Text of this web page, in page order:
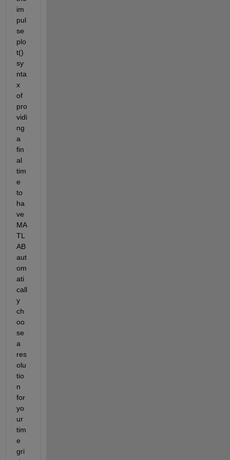
im
pul
se
plo
t()
sy
nta
x
of
pro
vidi
ng
a
fin
al
tim
e
to
ha
ve
MA
TL
AB
aut
om
ati
call
y
ch
oo
se
a
res
olu
tio
n
for
yo
ur
tim
e
gri